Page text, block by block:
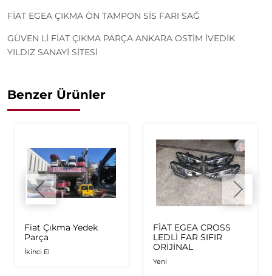
FİAT EGEA ÇIKMA ÖN TAMPON SİS FARI SAĞ
GÜVEN Lİ FİAT ÇIKMA PARÇA ANKARA OSTİM İVEDİK
YILDIZ SANAYİ SİTESİ
Benzer Ürünler
Fiat Çıkma Yedek
Parça
İkinci El
FİAT EGEA CROSS
LEDLİ FAR SIFIR
ORİJİNAL
Yeni